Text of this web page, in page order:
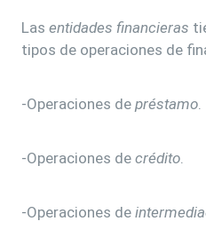
Las entidades financieras
tipos de operaciones de
-Operaciones de préstamo
-Operaciones de crédito
-Operaciones de